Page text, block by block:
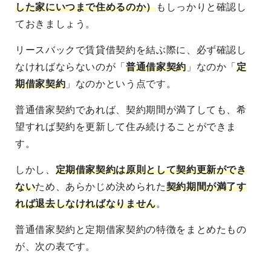
した家にいつまで住めるのか）もしっかりと確認し
ておきましょう。
リースバックで賃貸借契約を結ぶ際に、必ず確認し
なければならないのが「普通借家契約」なのか「定
期借家契約 」なのかという点です。
普通借家契約であれば、契約期間が満了しても、希
望すれば契約を更新して住み続けることができま
す。
しかし、 定期借家契約は原則として契約更新ができ
ないため、あらかじめ決められた契約期間が満了す
れば退去しなければなりません。
普通借家契約と定期借家契約の特徴をまとめたもの
が、次の表です。